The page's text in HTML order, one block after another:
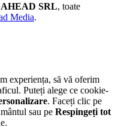
SRL, toate
Media.
experiența, să vă oferim
Puteți alege ce cookie-
. Faceți clic pe
sau pe Respingeți tot